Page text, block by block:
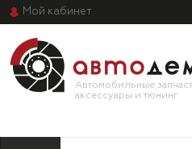
Мой кабинет
Автомобильные
аксессуары и тюнинг